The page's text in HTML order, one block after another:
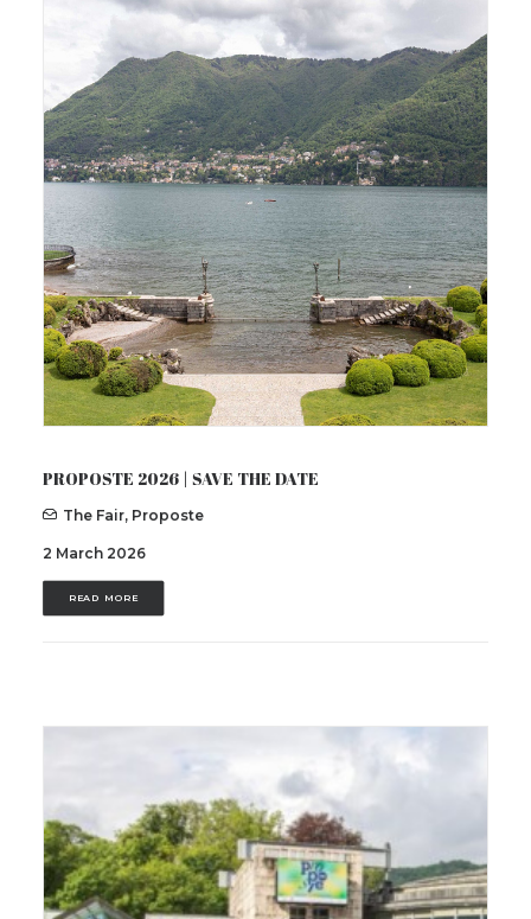
PROPOSTE 2026 | SAVE THE DATE
The Fair, Proposte
2 March 2026
READ MORE